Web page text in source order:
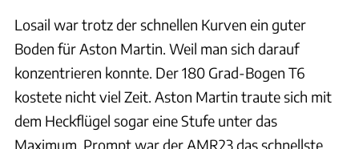
Losail war trotz der schnellen Kurven ein guter
Boden für Aston Martin. Weil man sich darauf
konzentrieren konnte. Der 180 Grad-Bogen T6
kostete nicht viel Zeit. Aston Martin traute sich mit
dem Heckflügel sogar eine Stufe unter das
Maximum. Prompt war der AMR23 das schnellste